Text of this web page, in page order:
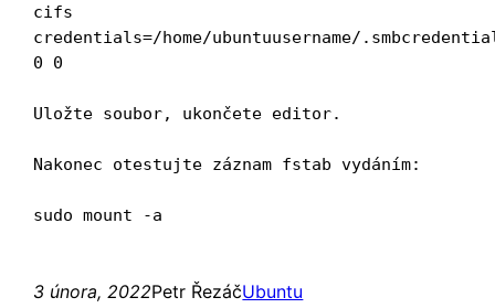
cifs
credentials=/home/ubuntuusername/
0 0
Uložte soubor, ukončete editor.
Nakonec otestujte záznam fstab vydáním:
sudo mount -a
3 února, 2022Petr ŘezáčUbuntu